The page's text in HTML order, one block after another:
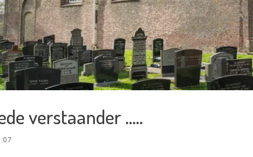
verstaander …..